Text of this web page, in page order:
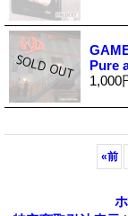
Pure
1,000
«前